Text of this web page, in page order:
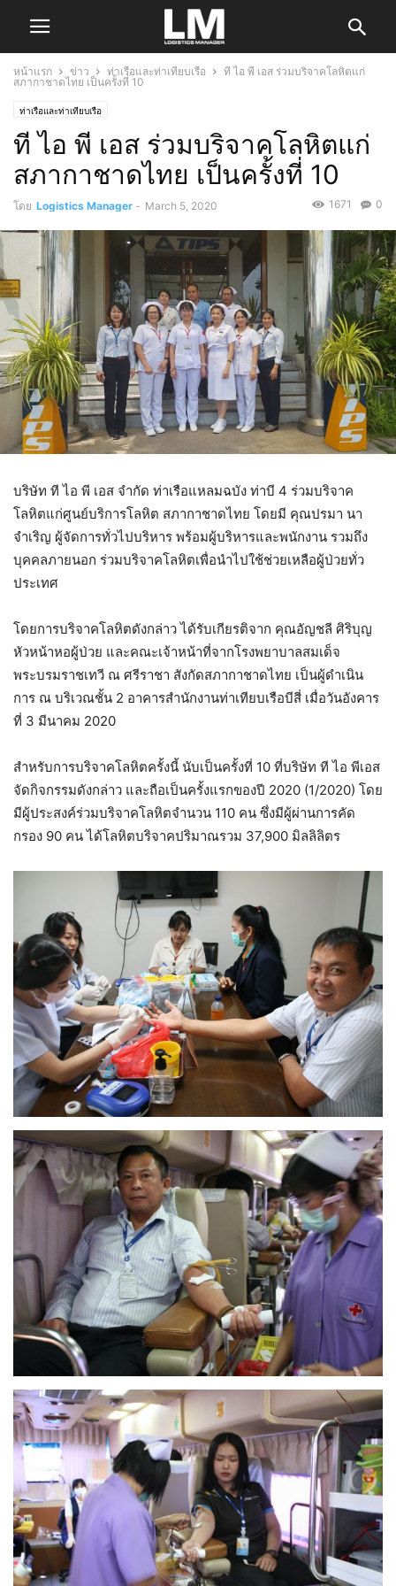
หน้าแรก ข่าว ท่าเรือและท่าเทียบเรือ
ที ไอ พี เอส ร่วมบริจาคโลหิตแก่
สภากาชาดไทย เป็นครั้งที่ 10
ท่าเรือและท่าเทียบเรือ
ที ไอ พี เอส ร่วมบริจาคโลหิตแก่
สภากาชาดไทย เป็นครั้งที่ 10
โดย Logistics Manager - March 5, 2020 0
1671
บริษัท ที ไอ พี เอส จำกัด ท่าเรือแหลมฉบัง ท่าบี 4 ร่วมบริจาค
โลหิตแก่ศูนย์บริการโลหิต สภากาชาดไทย โดยมี คุณปรมา นา
จำเริญ ผู้จัดการทั่วไปบริหาร พร้อมผู้บริหารและพนักงาน รวมถึง
บุคคลภายนอก ร่วมบริจาคโลหิตเพื่อนำไปใช้ช่วยเหลือผู้ป่วยทั่ว
ประเทศ
โดยการบริจาคโลหิตดังกล่าว ได้รับเกียรติจาก คุณอัญชลี ศิริบุญ
หัวหน้าหอผู้ป่วย และคณะเจ้าหน้าที่จากโรงพยาบาลสมเด็จ
พระบรมราชเทวี ณ ศรีราชา สังกัดสภากาชาดไทย เป็นผู้ดำเนิน
การ ณ บริเวณชั้น 2 อาคารสำนักงานท่าเทียบเรือบีสี่ เมื่อวันอังคาร
ที่ 3 มีนาคม 2020
สำหรับการบริจาคโลหิตครั้งนี้ นับเป็นครั้งที่ 10 ที่บริษัท ที ไอ พีเอส
จัดกิจกรรมดังกล่าว และถือเป็นครั้งแรกของปี 2020 (1/2020) โดย
มีผู้ประสงค์ร่วมบริจาคโลหิตจำนวน 110 คน ซึ่งมีผู้ผ่านการคัด
กรอง 90 คน ได้โลหิตบริจาคปริมาณรวม 37,900 มิลลิลิตร